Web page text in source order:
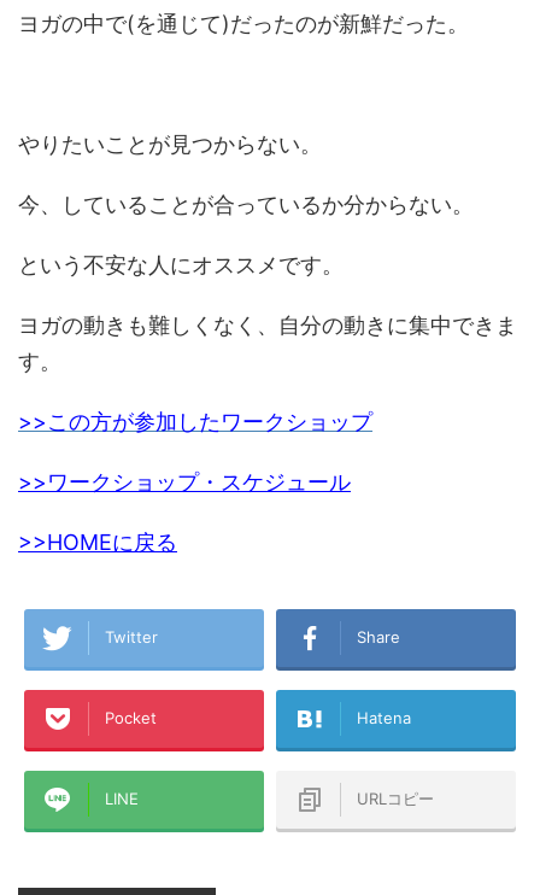
ヨガの中で(を通じて)だったのが新鮮だった。
やりたいことが見つからない。
今、していることが合っているか分からない。
という不安な人にオススメです。
ヨガの動きも難しくなく、自分の動きに集中できま
す。
>>この方が参加したワークショップ
>>ワークショップ・スケジュール
>>HOMEに戻る
Twitter Share
Pocket Hatena
LINE URLコピー